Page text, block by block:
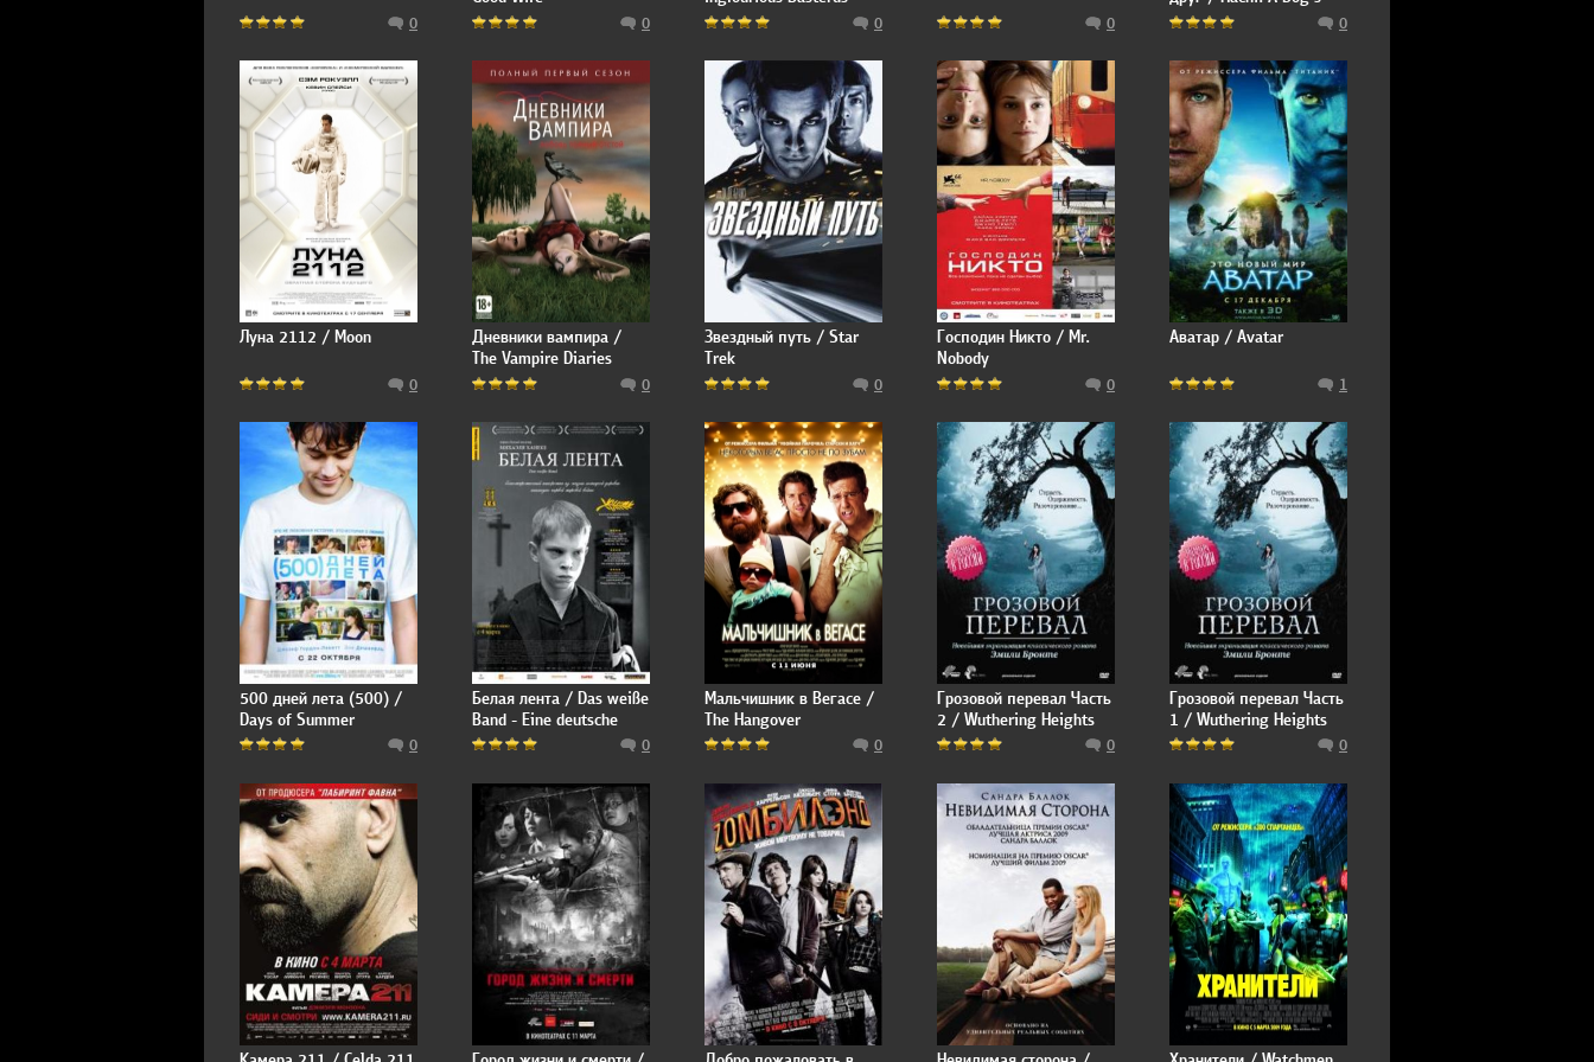
0 0 0 0
Tale
0
Луна 2112 / Moon
0
Дневники вампира /
The Vampire Diaries
0
Звездный путь / Star
Trek
0
Господин Никто / Mr.
Nobody
0
Аватар / Avatar
1
500 дней лета (500) /
Days of Summer
0
Белая лента / Das weiße
Band - Eine deutsche
Kindergeschichte
0
Мальчишник в Вегасе /
The Hangover
0
Грозовой перевал Часть
2 / Wuthering Heights
Part 2
0
Грозовой перевал Часть
1 / Wuthering Heights
Part 1
0